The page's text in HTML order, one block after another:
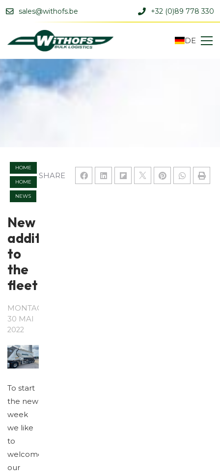
sales@withofs.be +32 (0)89 778 330
DE
SHARE
HOME
HOME
NEWS
New
addition
to
the
fleet
MONTAG,
30 MAI
2022
To start
the new
week
we like
to
welcome
our